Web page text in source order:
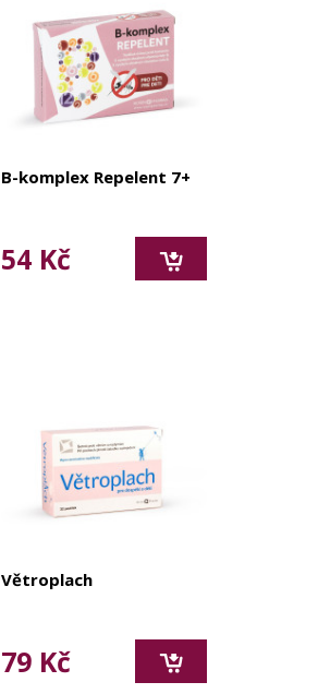
B-komplex Repelent 7+
54 Kč
Větroplach
79 Kč